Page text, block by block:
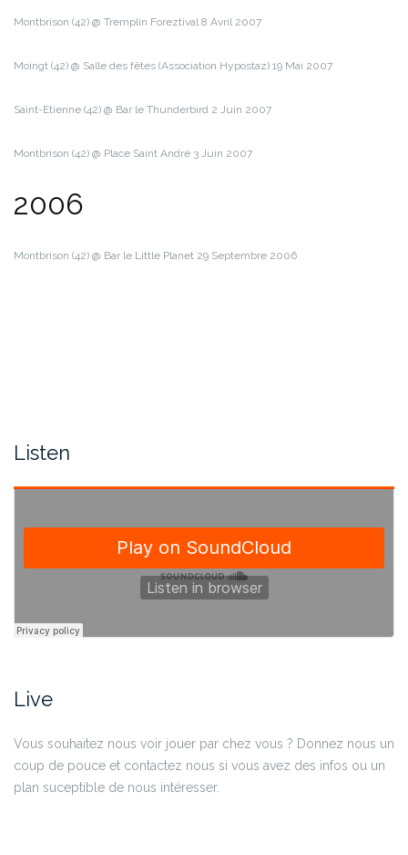
Montbrison (42) @ Tremplin Foreztival8 Avril 2007
Moingt (42) @ Salle des fêtes (Association Hypostaz) 19 Mai 2007
Saint-Etienne (42) @ Bar le Thunderbird 2 Juin 2007
Montbrison (42) @ Place Saint André 3 Juin 2007
2006
Montbrison (42) @ Bar le Little Planet 29 Septembre 2006
Listen
Live
Vous souhaitez nous voir jouer par chez vous ? Donnez nous un
coup de pouce et contactez nous si vous avez des infos ou un
plan suceptible de nous intéresser.